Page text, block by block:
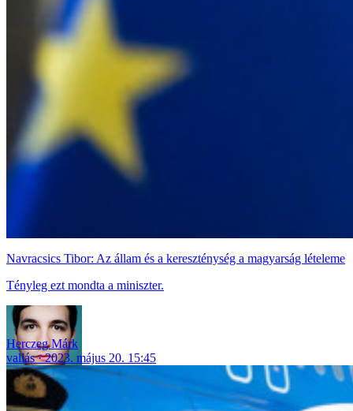
Navracsics Tibor: Az állam és a kereszténység a magyarság lételeme
Tényleg ezt mondta a miniszter.
Herczeg Márk
vallás
2023. május 20. 15:45